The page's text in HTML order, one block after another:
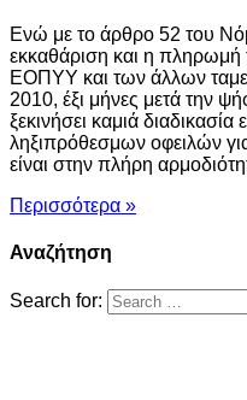
Ενώ με το άρθρο 52 του
εκκαθάριση και η
ΕΟΠΥΥ και των άλλων
2010, έξι μήνες μετά την
ξεκινήσει καμιά
ληξιπρόθεσμων οφειλών
είναι στην πλήρη
Περισσότερα »
Αναζήτηση
Search for: